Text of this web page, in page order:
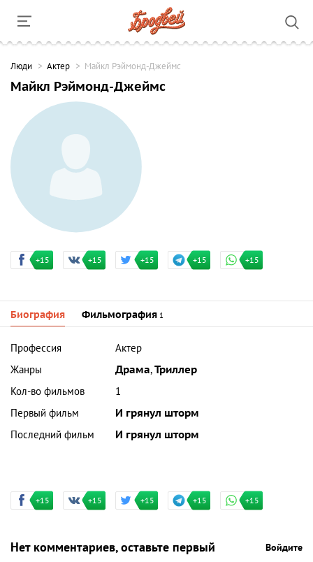
Люди Актер Майкл Рэймонд-Джеймс
Майкл Рэймонд-Джеймс
+15 +15 +15 +15 +15
Биография Фильмография 1
Профессия
Актер
Жанры
Драма,Триллер
Кол-во фильмов
1
Первый фильм
И грянул шторм
Последний фильм
И грянул шторм
+15 +15 +15 +15 +15
Нет комментариев, оставьте первый Войдите